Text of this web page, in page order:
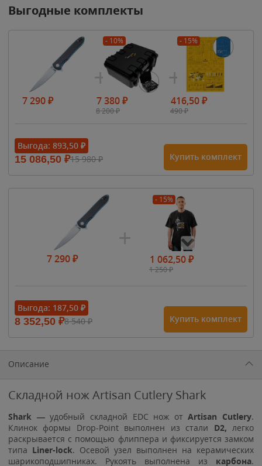
Выгодные комплекты
7 290₽
- 10%
7 380₽
8 200₽
- 15%
416,50₽
490₽
Выгода: 893,50 ₽
15 086,50 ₽15 980₽ Купить комплект
7 290₽
- 15%
1 062,50₽
1 250₽
1 615₽
1 900₽1 900₽
Выгода: 187,50 ₽
8 352,50 ₽8 540₽ Купить комплект
Описание
Складной нож Artisan Cutlery Shark
Shark —удобный складной EDC нож отArtisan Cutlery.
Клинок формы Drop-Point выполнен из стали D2, легко
раскрывается с помощью флиппера и фиксируется замком
типа Liner-lock. Осевой узел выполнен на керамических
шарикоподшипниках. Рукоять выполнена из карбона.